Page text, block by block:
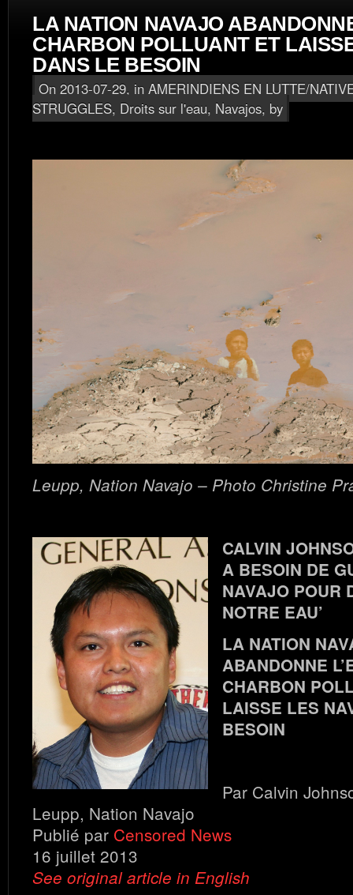
LA NATION NAVAJO
CHARBON POLLUANT ET
DANS LE BESOIN
On 2013-07-29, in AMERINDIENS EN LUTTE/
STRUGGLES, Droits sur l'eau, Navajos, by
Leupp, Nation Navajo – Photo Christine
CALVIN
A BESOIN DE
NAVAJO POUR
NOTRE EAU’
LA NATION
ABANDONNE
CHARBON
LAISSE LES
BESOIN
Par Calvin
Leupp, Nation Navajo
Publié par Censored News
16 juillet 2013
See original article in English